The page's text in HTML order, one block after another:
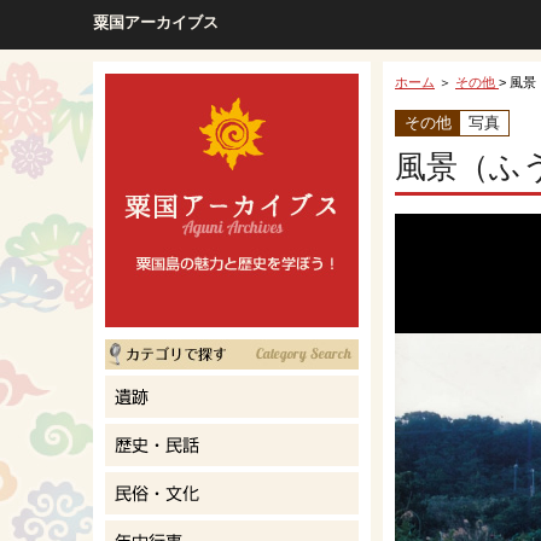
粟国アーカイブス
ホーム ＞ その他 > 風景
その他 写真
風景（ふ